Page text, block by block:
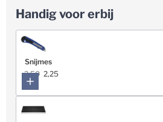
Handig voor erbij
Snijmes
2,50 2,25